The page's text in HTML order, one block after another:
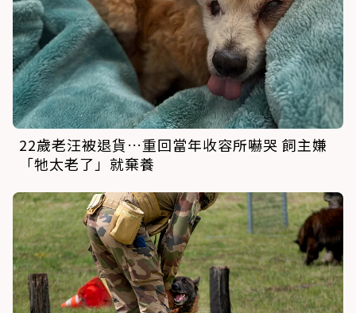
22歲老汪被退貨…重回當年收容所嚇哭 飼主嫌
「牠太老了」就棄養